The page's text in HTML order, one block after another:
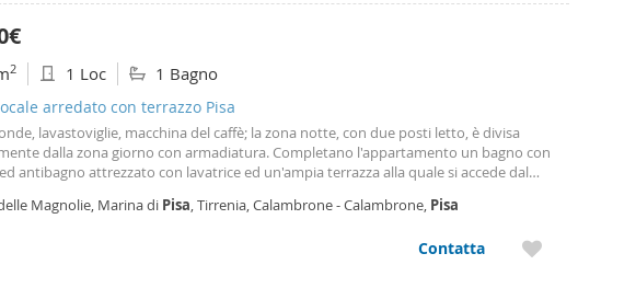
2 1 Loc 1 Bagno
arredato con terrazzo Pisa
lavastoviglie, macchina del caffè; la zona notte, con due posti letto, è divisa
dalla zona giorno con armadiatura. Completano l'appartamento un bagno con
antibagno attrezzato con lavatrice ed un'ampia terrazza alla quale si accede dal
dell'edificio. No costi di
Magnolie, Marina di Pisa, Tirrenia, Calambrone - Calambrone, Pisa
Contatta